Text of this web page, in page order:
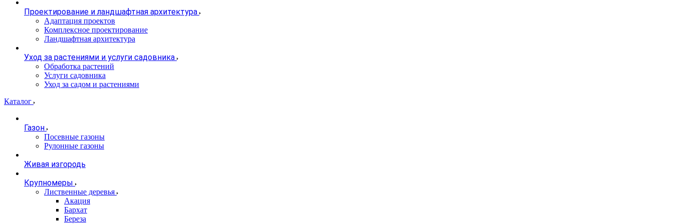
Проектирование и ландшафтная архитектура
Адаптация проектов
Комплексное проектирование
Ландшафтная архитектура
Уход за растениями и услуги садовника
Обработка растений
Услуги садовника
Уход за садом и растениями
Каталог
Газон
Посевные газоны
Рулонные газоны
Живая изгородь
Крупномеры
Лиственные деревья
Акация
Бархат
Береза